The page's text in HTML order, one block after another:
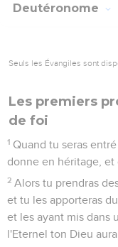
Deutéronome
Seuls les Évangiles sont
Les premiers
de foi
1 Quand tu seras
donne en héritage, et
2 Alors tu prendras
et tu les apporteras
et les ayant mis dans
l'Eternel ton Dieu